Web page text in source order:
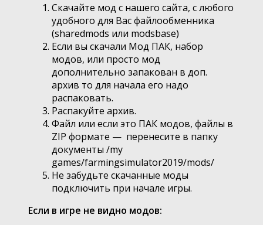
Скачайте мод с нашего сайта, с любого
удобного для Вас файлообменника
(sharedmods или modsbase)
Если вы скачали Мод ПАК, набор
модов, или просто мод
дополнительно запакован в доп.
архив то для начала его надо
распаковать.
Распакуйте архив.
Файл или если это ПАК модов, файлы в
ZIP формате — перенесите в папку
документы /my
games/farmingsimulator2019/mods/
Не забудьте скачанные моды
подключить при начале игры.
Если в игре не видно модов: